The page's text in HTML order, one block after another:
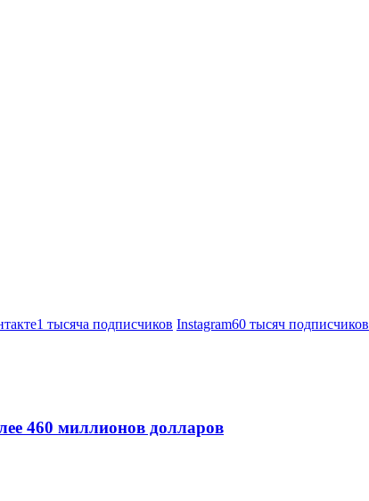
1 тысяча подписчиков Instagram60 тысяч подписчиков
460 миллионов долларов